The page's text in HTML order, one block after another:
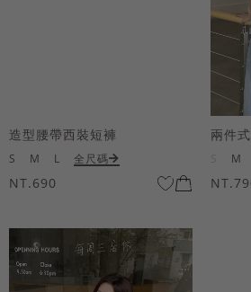
造型腰帶西裝短褲
S M L 全尺碼
NT.690
M